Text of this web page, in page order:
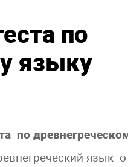
по
языку
по
язык